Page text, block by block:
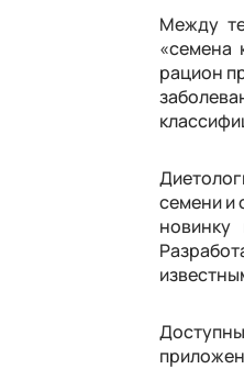
Между
«семена
рацион
семени и